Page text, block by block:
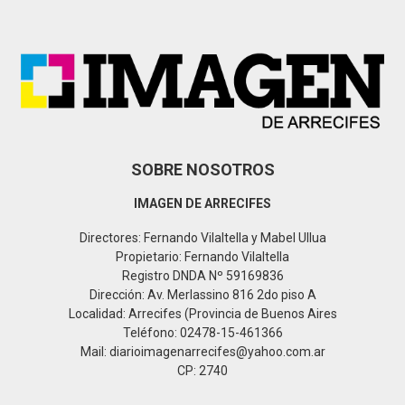
SOBRE NOSOTROS
IMAGEN DE ARRECIFES
Directores: Fernando Vilaltella y Mabel Ullua
Propietario: Fernando Vilaltella
Registro DNDA Nº 59169836
Dirección: Av. Merlassino 816 2do piso A
Localidad: Arrecifes (Provincia de Buenos Aires
Teléfono: 02478-15-461366
Mail: diarioimagenarrecifes@yahoo.com.ar
CP: 2740